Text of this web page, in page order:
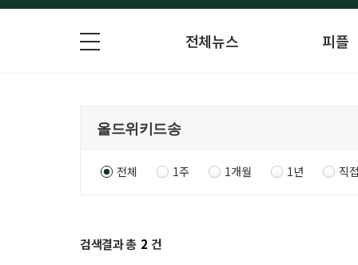
전체뉴스 피플
전체 1주 1개월 1년 직
검색결과 총 2 건